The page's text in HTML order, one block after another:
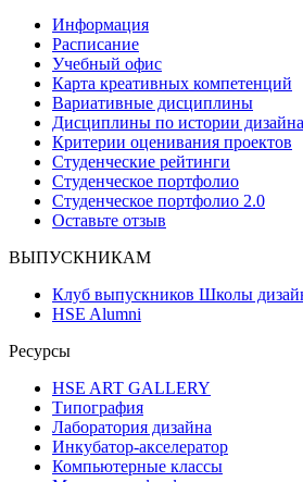
Информация
Расписание
Учебный офис
Карта креативных компетенций
Вариативные дисциплины
Дисциплины по истории дизайна
Критерии оценивания проектов
Студенческие рейтинги
Студенческое портфолио
Студенческое портфолио 2.0
Оставьте отзыв
ВЫПУСКНИКАМ
Клуб выпускников Школы
HSE Alumni
Ресурсы
HSE ART GALLERY
Типография
Лаборатория дизайна
Инкубатор-акселератор
Компьютерные классы